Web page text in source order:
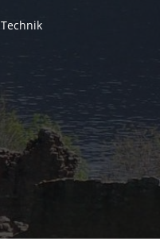
Technik